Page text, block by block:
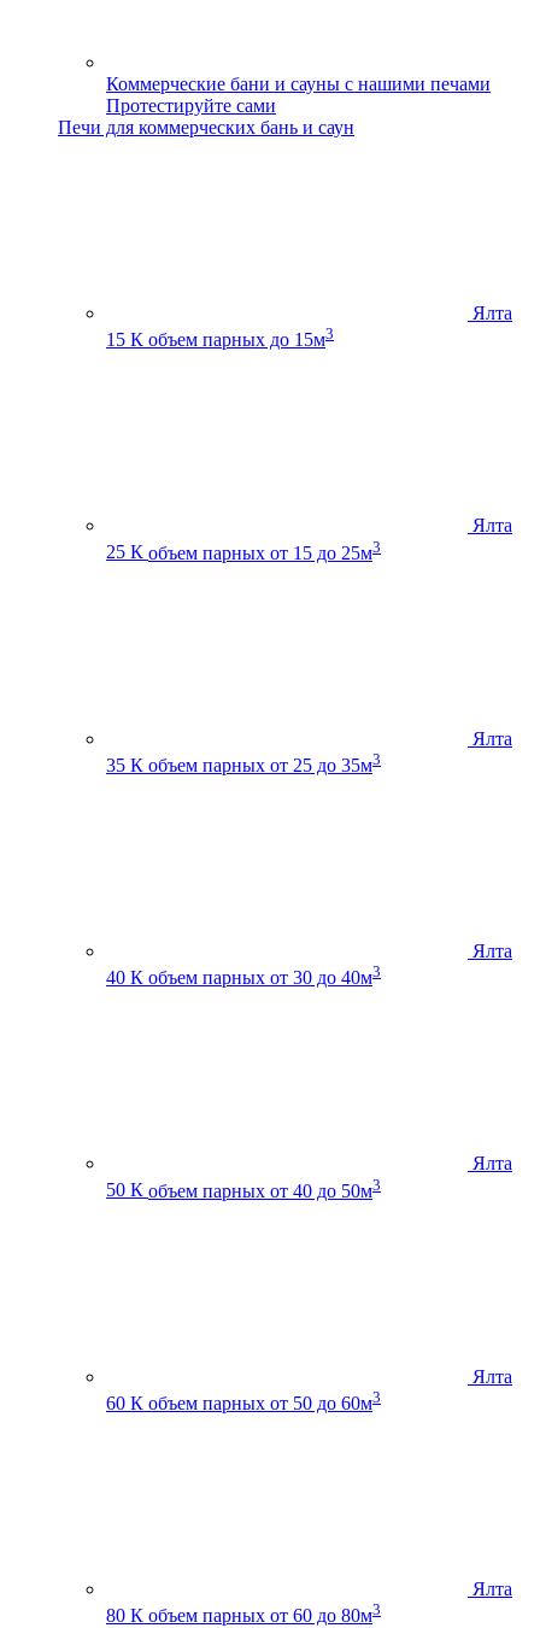
Коммерческие бани и сауны с нашими печами
Протестируйте сами
Печи для коммерческих бань и саун
Ялта
15 К объем парных до 15м3
Ялта
25 К объем парных от 15 до 25м3
Ялта
35 К объем парных от 25 до 35м3
Ялта
40 К объем парных от 30 до 40м3
Ялта
50 К объем парных от 40 до 50м3
Ялта
60 К объем парных от 50 до 60м3
Ялта
80 К объем парных от 60 до 80м3